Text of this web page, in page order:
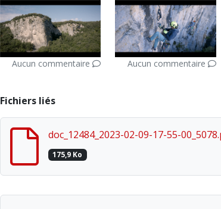
Aucun commentaire Aucun commentaire
Fichiers liés
doc_12484_2023-02-09-17-55-
175,9 Ko